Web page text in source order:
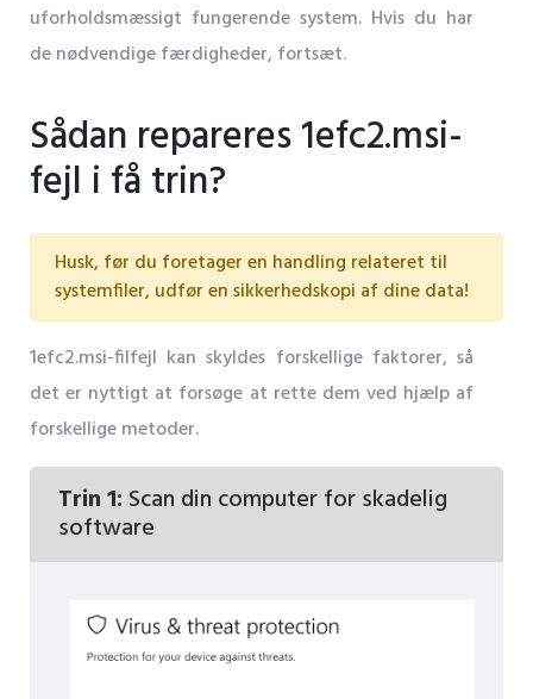
uforholdsmæssigt fungerende system. Hvis du har
de nødvendige færdigheder, fortsæt.
Sådan repareres 1efc2.msi-
fejl i få trin?
Husk, før du foretager en handling relateret til
systemfiler, udfør en sikkerhedskopi af dine data!
1efc2.msi-filfejl kan skyldes forskellige faktorer, så
det er nyttigt at forsøge at rette dem ved hjælp af
forskellige metoder.
Trin 1: Scan din computer for skadelig
software